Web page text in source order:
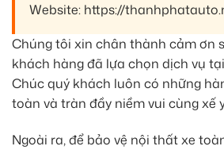
Website: https://
Chúng tôi xin chân thành cảm ơn
khách hàng đã lựa chọn dịch vụ
Chúc quý khách luôn có những
toàn và tràn đầy niềm vui cùng xế
Ngoài ra, để bảo vệ nội thất xe